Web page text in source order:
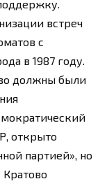
встреч
с
в 1987 году.
должны были
открыто
партией», но